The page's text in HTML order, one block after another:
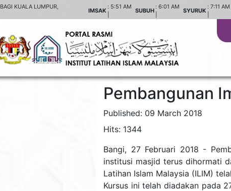
BAGI KUALA LUMPUR,
IMSAK
: 5:51 AM
SUBUH
: 6:01 AM
SYURUK
: 7:11 AM
Pembangunan
Published: 09 March 2018
Hits: 1344
Bangi, 27 Februari 2018 -
institusi masjid terus dihormati
Latihan Islam Malaysia (ILIM)
Kursus ini telah diadakan pada